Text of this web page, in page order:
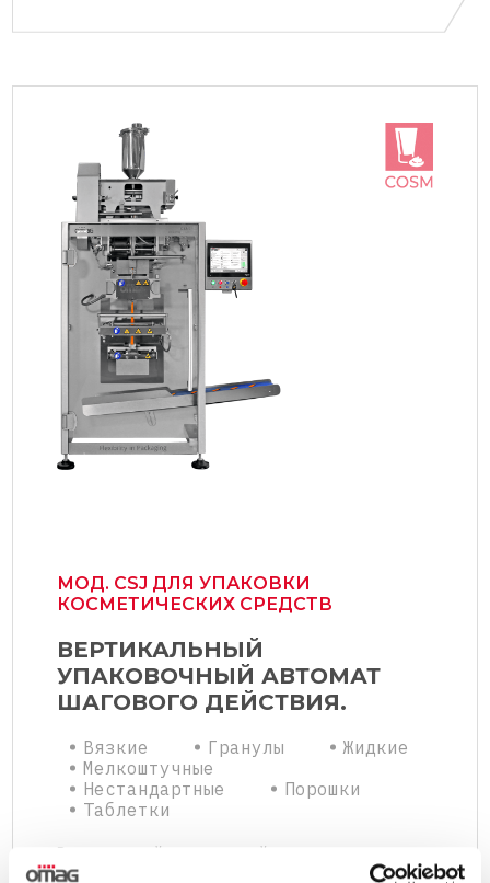
МОД. CSJ ДЛЯ УПАКОВКИ
КОСМЕТИЧЕСКИХ СРЕДСТВ
ВЕРТИКАЛЬНЫЙ
УПАКОВОЧНЫЙ АВТОМАТ
ШАГОВОГО ДЕЙСТВИЯ.
Вязкие Гранулы
Жидкие
Мелкоштучные
Нестандартные
Порошки
Таблетки
Вертикальный упаковочный автомат шагового
действия CSJ является оптимальной моделью